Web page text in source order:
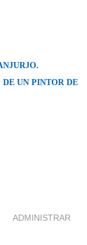
DE UN PINTOR DE
ADMINISTRAR